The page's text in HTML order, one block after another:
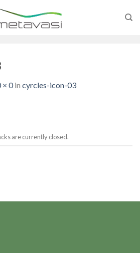
× 0in cyrcles-icon-03
are currently closed.